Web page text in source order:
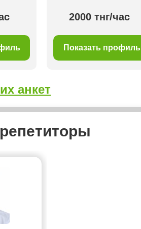
2000 тнг/час
Показать профиль
анкет